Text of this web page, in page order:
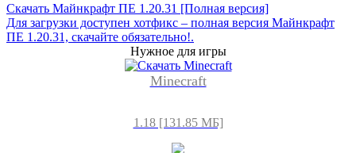
Скачать Майнкрафт ПЕ 1.20.31 [Полная версия]
Для загрузки доступен хотфикс – полная версия Майнкрафт
ПЕ 1.20.31, скачайте обязательно!.
Нужное для игры
Minecraft
1.18 [131.85 МБ]